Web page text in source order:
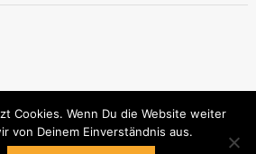
|Editorial byMysteryThemes
Cookies. Wenn Du die Website weiter
von Deinem Einverständnis aus.